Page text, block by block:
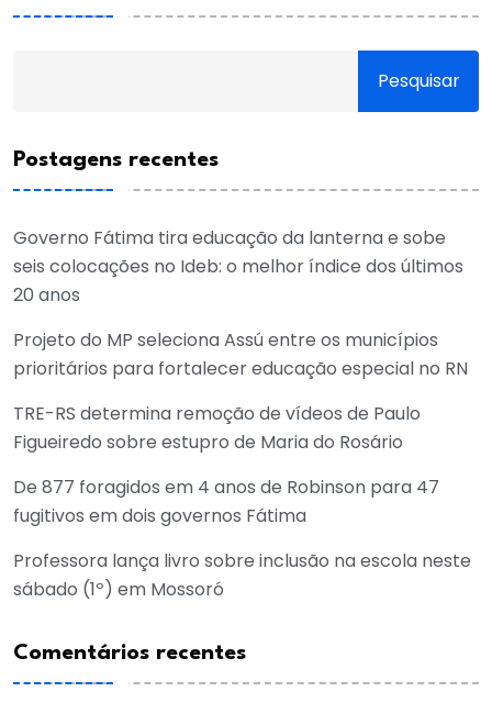
Pesquisar
Postagens recentes
Governo Fátima tira educação da lanterna e sobe
seis colocações no Ideb: o melhor índice dos últimos
20 anos
Projeto do MP seleciona Assú entre os municípios
prioritários para fortalecer educação especial no RN
TRE-RS determina remoção de vídeos de Paulo
Figueiredo sobre estupro de Maria do Rosário
De 877 foragidos em 4 anos de Robinson para 47
fugitivos em dois governos Fátima
Professora lança livro sobre inclusão na escola neste
sábado (1º) em Mossoró
Comentários recentes